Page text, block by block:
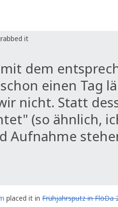
it
dem
einen Tag
nicht. Statt
(so ähnlich,
Aufnahme
placed it in Frühjahrsputz in FlöDa